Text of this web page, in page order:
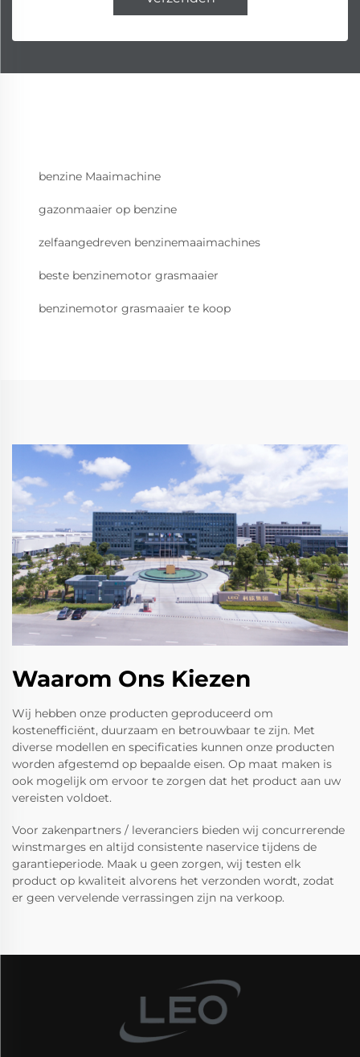
benzine Maaimachine
gazonmaaier op benzine
zelfaangedreven benzinemaaimachines
beste benzinemotor grasmaaier
benzinemotor grasmaaier te koop
Waarom Ons Kiezen
Wij hebben onze producten geproduceerd om
kostenefficiënt, duurzaam en betrouwbaar te zijn. Met
diverse modellen en specificaties kunnen onze producten
worden afgestemd op bepaalde eisen. Op maat maken is
ook mogelijk om ervoor te zorgen dat het product aan uw
vereisten voldoet.
Voor zakenpartners / leveranciers bieden wij concurrerende
winstmarges en altijd consistente naservice tijdens de
garantieperiode. Maak u geen zorgen, wij testen elk
product op kwaliteit alvorens het verzonden wordt, zodat
er geen vervelende verrassingen zijn na verkoop.